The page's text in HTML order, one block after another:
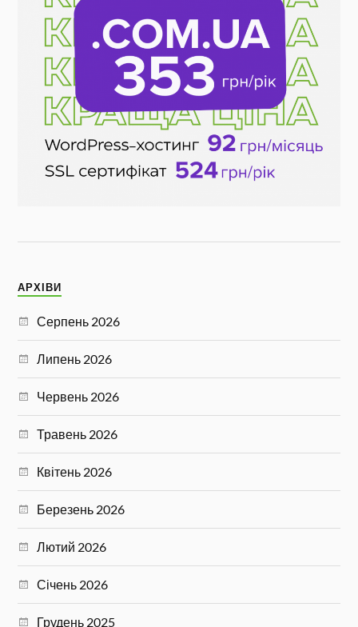
АРХІВИ
Серпень 2026
Липень 2026
Червень 2026
Травень 2026
Квітень 2026
Березень 2026
Лютий 2026
Січень 2026
Грудень 2025